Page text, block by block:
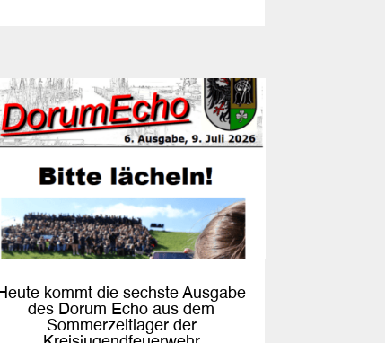
Heute kommt die sechste Ausgabe
des Dorum Echo aus dem
Sommerzeltlager der